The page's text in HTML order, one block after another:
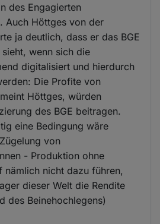
des Engagierten
Auch Höttges von der
ja deutlich, dass er das BGE
wenn sich die
digitalisiert und hierdurch
Die Profite von
Höttges, würden
des BGE beitragen.
eine Bedingung wäre
von
- Produktion ohne
nämlich nicht dazu führen,
dieser Welt die Rendite
des Beinehochlegens)